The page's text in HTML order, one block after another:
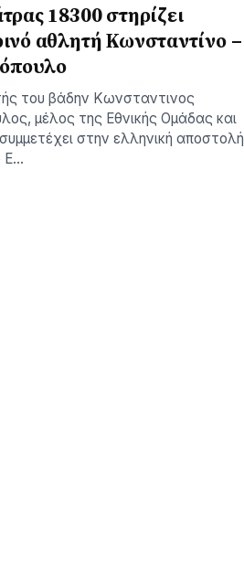
18300 στηρίζει
αθλητή Κωνσταντίνο –
του βάδην Κωνσταντινος
μέλος της Εθνικής Ομάδας και
στην ελληνική αποστολή
Ε…